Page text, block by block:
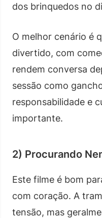
dos brinquedos no
O melhor cenário é
divertido, com
rendem conversa
sessão como
responsabilidade e
importante.
2) Procurando
Este filme é bom
com coração. A
tensão, mas